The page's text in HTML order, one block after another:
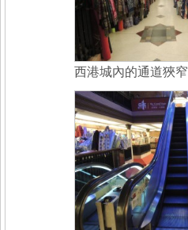
西港城內的通道狹窄